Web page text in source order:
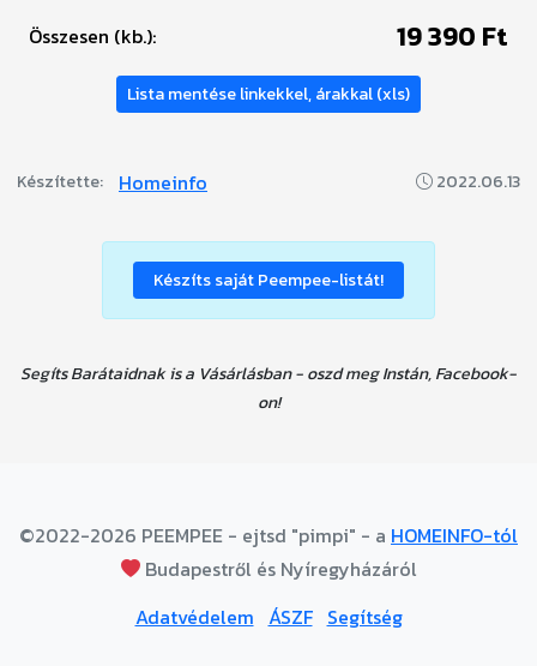
Összesen (kb.): 19 390 Ft
Lista mentése linkekkel, árakkal (xls)
Készítette: Homeinfo 2022.06.13
Készíts saját Peempee-listát!
Segíts Barátaidnak is a Vásárlásban - oszd meg Instán, Facebook-
on!
©2022-2026 PEEMPEE - ejtsd "pimpi" - a HOMEINFO-tól
Budapestről és Nyíregyházáról
Adatvédelem ÁSZF Segítség